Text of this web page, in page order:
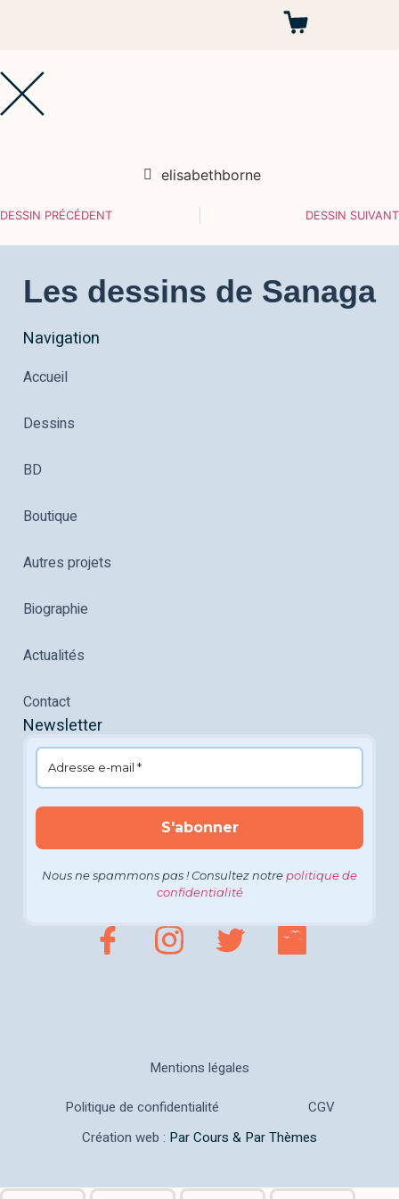
elisabethborne
DESSIN PRÉCÉDENT DESSIN SUIVANT
Les dessins de Sanaga
Navigation
Accueil
Dessins
BD
Boutique
Autres projets
Biographie
Actualités
Contact
Newsletter
Nous ne spammons pas ! Consultez notre politique de
confidentialité
Mentions légales
Politique de confidentialité
CGV
Création web : Par Cours & Par Thèmes